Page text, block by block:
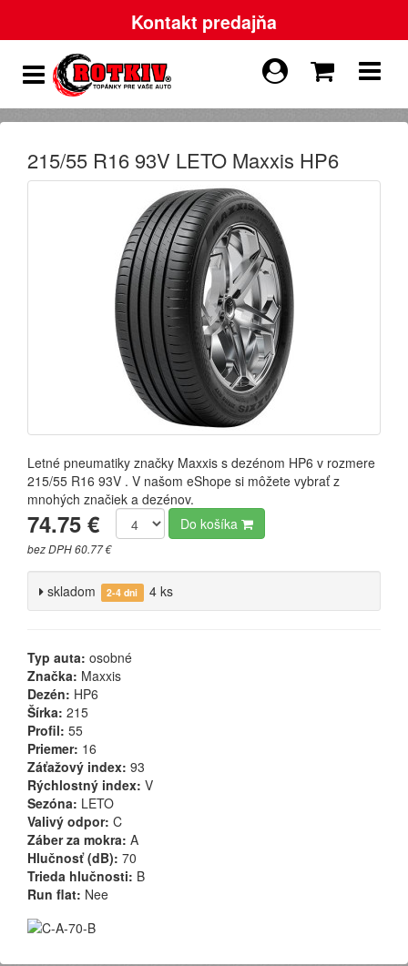
Kontakt predajňa
215/55 R16 93V LETO Maxxis HP6
Letné pneumatiky značky Maxxis s dezénom HP6 v rozmere
215/55 R16 93V . V našom eShope si môžete vybrať z
mnohých značiek a dezénov.
74.75 €
bez DPH 60.77 €
Do košíka
skladom 2-4 dni 4 ks
Typ auta: osobné
Značka: Maxxis
Dezén: HP6
Šírka: 215
Profil: 55
Priemer: 16
Záťažový index: 93
Rýchlostný index: V
Sezóna: LETO
Valivý odpor: C
Záber za mokra: A
Hlučnosť (dB): 70
Trieda hlučnosti: B
Run flat: Nee